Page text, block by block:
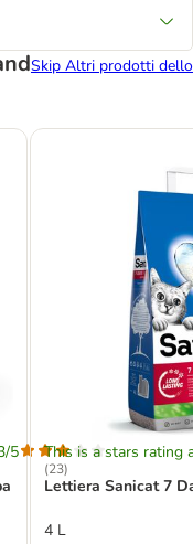
Skip Altri prodotti dello
5 This is a stars rating
(23)
Lettiera Sanicat 7
4 L